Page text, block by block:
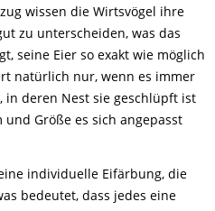
wissen die Wirtsvögel ihre
zu unterscheiden, was das
seine Eier so exakt wie möglich
natürlich nur, wenn es immer
in deren Nest sie geschlüpft ist
Größe es sich angepasst
individuelle Eifärbung, die
bedeutet, dass jedes eine